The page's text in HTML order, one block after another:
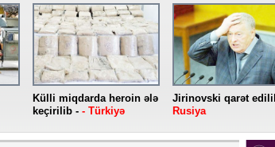
Külli miqdarda heroin ələ
keçirilib - - Türkiyə
Jirinovski qarət
Rusiya